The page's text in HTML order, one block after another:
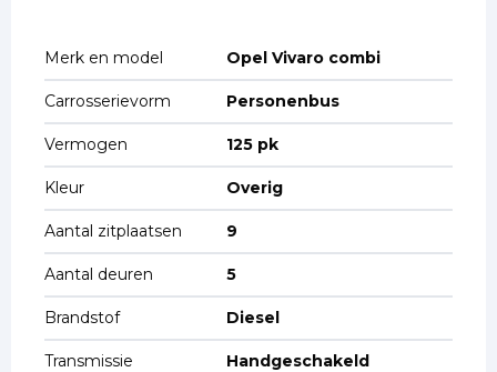
Merk en model Opel Vivaro combi
Carrosserievorm Personenbus
Vermogen 125 pk
Kleur Overig
Aantal zitplaatsen 9
Aantal deuren 5
Brandstof Diesel
Transmissie Handgeschakeld